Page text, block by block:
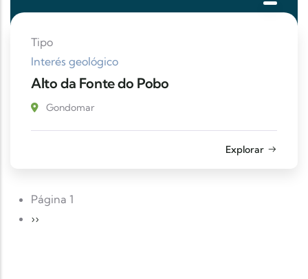
Tipo
Interés geológico
Alto da Fonte do Pobo
Gondomar
Explorar
Paginación
Página 1
Siguiente página
››